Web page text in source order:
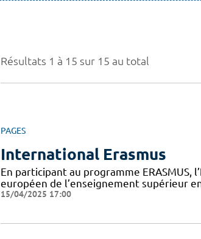
Résultats 1 à 15 sur 15 au total
PAGES
International Erasmus
En participant au programme ERASMUS,
européen de l’enseignement supérieur
15/04/2025 17:00